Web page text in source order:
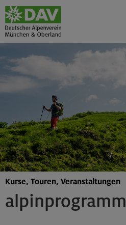
alpinprogramm
Kurse, Touren, Veranstaltungen